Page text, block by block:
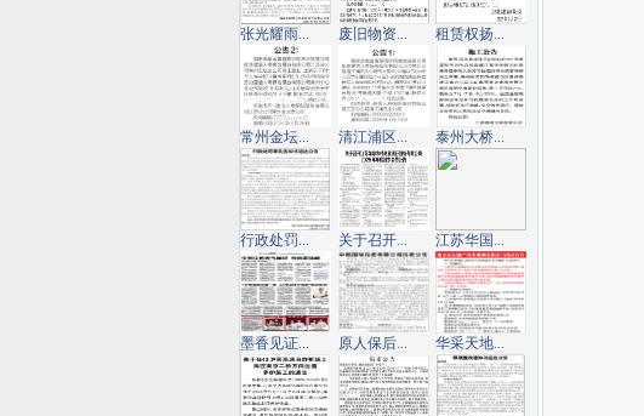
张光耀雨... 废旧物资... 租赁权扬...
常州金坛... 清江浦区... 泰州大桥...
行政处罚... 关于召开... 江苏华国...
墨香见证... 原人保后... 华采天地...